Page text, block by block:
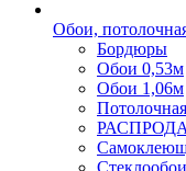
Обои,
Бордюры
Обои 0,53м
Обои 1,06м
Стеклообои